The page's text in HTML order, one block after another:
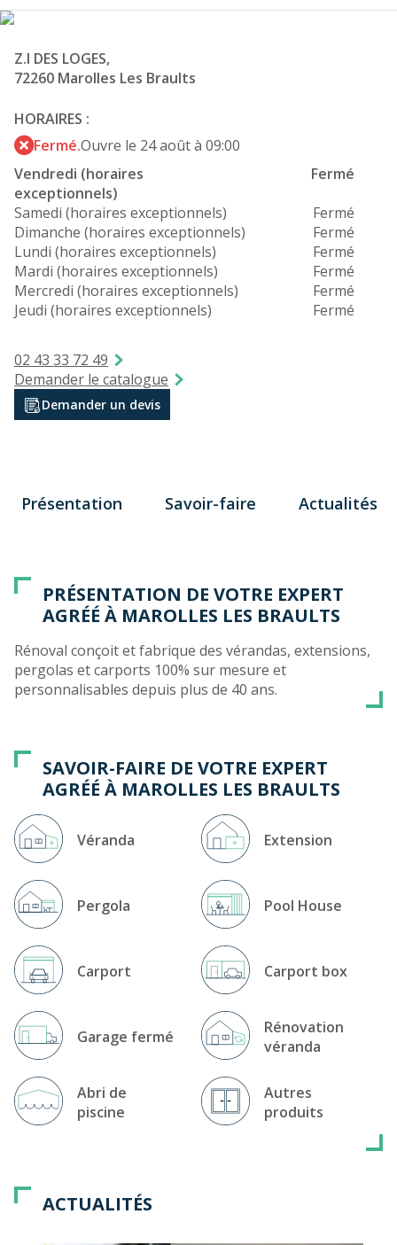
Z.I DES LOGES,
72260 Marolles Les Braults
HORAIRES :
Fermé.Ouvre le 24 août à 09:00
Vendredi (horaires
exceptionnels)
Fermé
Samedi (horaires exceptionnels)
Fermé
Dimanche (horaires exceptionnels)
Fermé
Lundi (horaires exceptionnels)
Fermé
Mardi (horaires exceptionnels)
Fermé
Mercredi (horaires exceptionnels)
Fermé
Jeudi (horaires exceptionnels)
Fermé
02 43 33 72 49
Demander le catalogue
Demander un devis
Présentation Savoir-faire Actualités
PRÉSENTATION DE VOTRE EXPERT
AGRÉÉ À MAROLLES LES BRAULTS
Rénoval conçoit et fabrique des vérandas, extensions,
pergolas et carports 100% sur mesure et
personnalisables depuis plus de 40 ans.
SAVOIR-FAIRE DE VOTRE EXPERT
AGRÉÉ À MAROLLES LES BRAULTS
Véranda Extension
Pergola Pool House
Carport Carport box
Garage fermé
Rénovation
véranda
Abri de
piscine
Autres
produits
ACTUALITÉS